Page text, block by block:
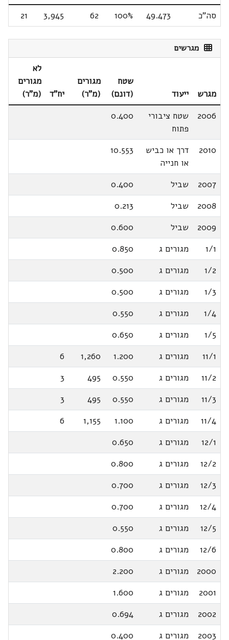
סה"כ
49.473
100%
62
3,945
21
מגרשים
מגרש ייעוד
שטח
(דונם)
מגורים
(מ"ר)
יח"ד
לא
מגורים
(מ"ר)
2006
שטח ציבורי
פתוח
0.400
2010
דרך או כביש
או חנייה
10.553
2007 שביל
0.400
2008
שביל
0.213
2009
שביל
0.600
1/1
מגורים ג
0.850
1/2
מגורים ג
0.500
1/3
מגורים ג
0.500
1/4
מגורים ג
0.550
1/5
מגורים ג
0.650
11/1
מגורים ג 1.200
1,260
6
11/2
מגורים ג 0.550
495
3
11/3
מגורים ג 0.550
495
3
11/4
מגורים ג 1.100
1,155
6
12/1
מגורים ג
0.650
12/2
מגורים ג
0.800
12/3
מגורים ג
0.700
12/4
מגורים ג
0.700
12/5
מגורים ג
0.550
12/6
מגורים ג
0.800
2000
מגורים ג
2.200
2001
מגורים ג
1.600
2002
מגורים ג
0.694
2003
מגורים ג 0.400